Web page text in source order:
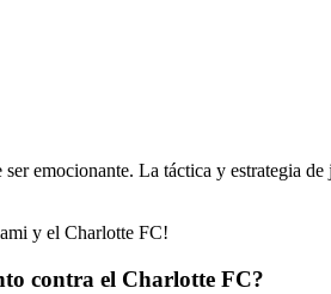
emocionante. La táctica y estrategia
y el Charlotte FC!
contra el Charlotte FC?